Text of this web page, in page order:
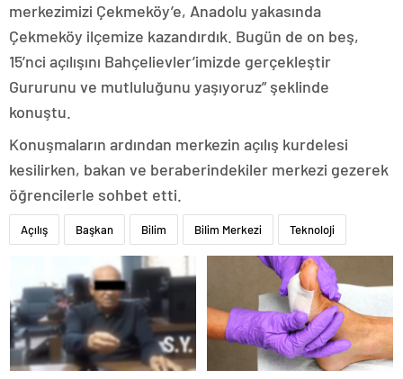
merkezimizi Çekmeköy’e, Anadolu yakasında
Çekmeköy ilçemize kazandırdık. Bugün de on beş,
15’nci açılışını Bahçelievler’imizde gerçekleştir
Gururunu ve mutluluğunu yaşıyoruz” şeklinde
konuştu.
Konuşmaların ardından merkezin açılış kurdelesi
kesilirken, bakan ve beraberindekiler merkezi gezerek
öğrencilerle sohbet etti.
Açılış Başkan Bilim Bilim Merkezi Teknoloji